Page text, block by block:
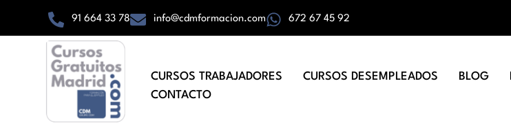
91 664 33 78 info@cdmformacion.com 672 67 45 92
CURSOS TRABAJADORES CURSOS DESEMPLEADOS BLOG
CONTACTO